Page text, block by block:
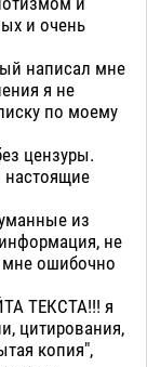
и очень
написал мне
я не
по моему
цензуры.
из
не
мне ошибочно
ТЕКСТА!!! я
цитирования,
копия",